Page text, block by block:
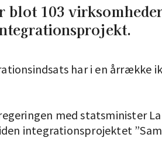
blot 103
har i en årrække
med statsminister
integrationsprojektet